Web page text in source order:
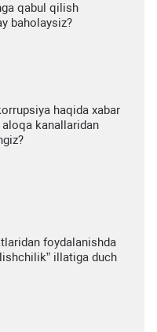
qabul qilish
baholaysiz?
haqida xabar
aloqa kanallaridan
foydalanishda
illatiga duch